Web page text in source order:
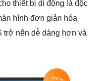
thiết bị di động là độc
hình đơn giản hóa
trở nên dễ dàng hơn và